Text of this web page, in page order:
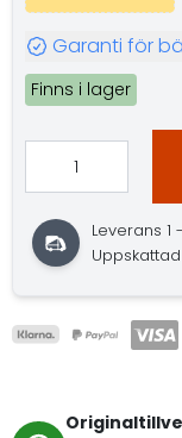
Garanti för
Finns i lager
Leverans
Uppskattad